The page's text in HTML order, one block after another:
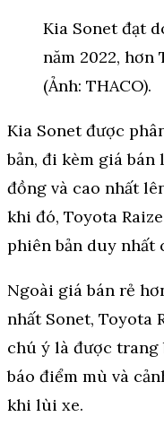
Kia Sonet đạt
năm 2022, hơn
(Ảnh: THACO).
Kia Sonet được
bản, đi kèm giá
đồng và cao nhất
khi đó, Toyota
phiên bản duy nhất
Ngoài giá bán rẻ
nhất Sonet, Toyota
chú ý là được trang
báo điểm mù và
khi lùi xe.